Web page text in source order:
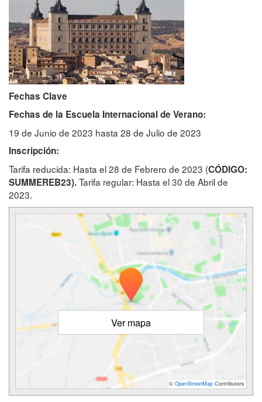
Fechas Clave
Fechas de la Escuela Internacional de Verano:
19 de Junio de 2023 hasta 28 de Julio de 2023
Inscripción:
Tarifa reducida: Hasta el 28 de Febrero de 2023 (CÓDIGO:
SUMMEREB23).Tarifa regular: Hasta el 30 de Abril de
2023.
Ver mapa
© OpenStreetMap Contributors